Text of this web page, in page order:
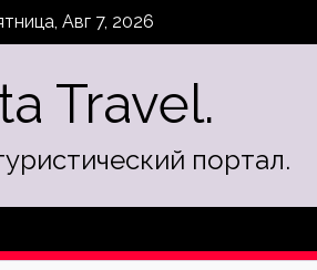
Авг 7, 2026
Travel.
портал.